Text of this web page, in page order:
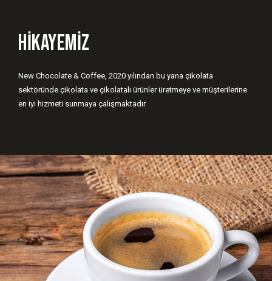
HIKAYEMIZ
New Chocolate & Coffee, 2020 yılından bu yana çikolata
sektöründe çikolata ve çikolatalı ürünler üretmeye ve müşterilerine
en iyi hizmeti sunmaya çalışmaktadır.